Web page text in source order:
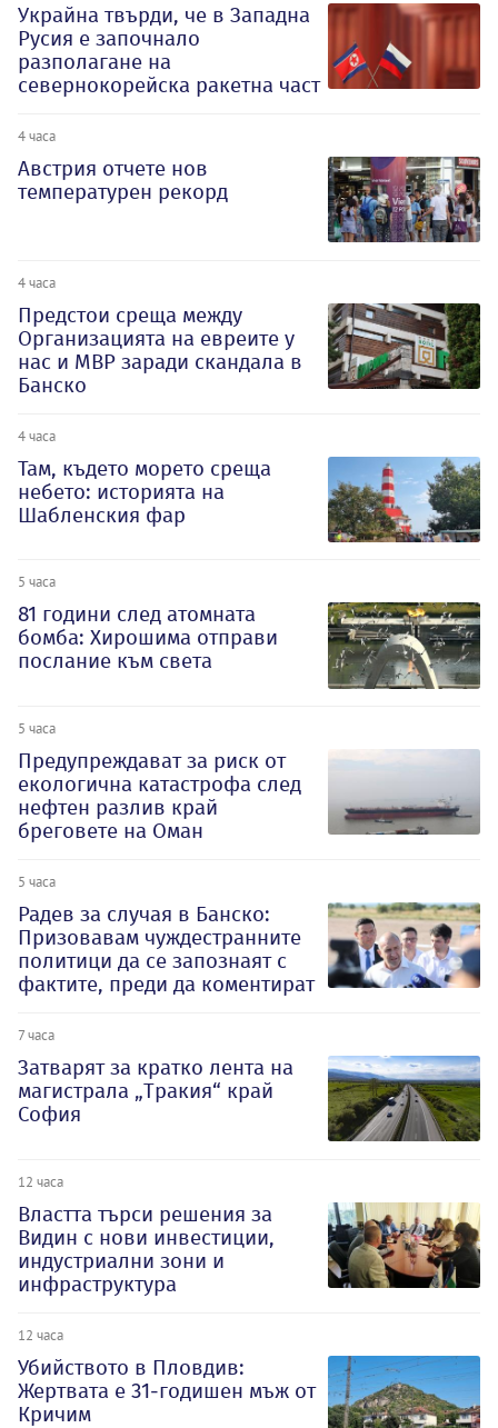
Украйна твърди, че в Западна
Русия е започнало
разполагане на
севернокорейска ракетна част
4 часа
Австрия отчете нов
температурен рекорд
4 часа
Предстои среща между
Организацията на евреите у
нас и МВР заради скандала в
Банско
4 часа
Там, където морето среща
небето: историята на
Шабленския фар
5 часа
81 години след атомната
бомба: Хирошима отправи
послание към света
5 часа
Предупреждават за риск от
екологична катастрофа след
нефтен разлив край
бреговете на Оман
5 часа
Радев за случая в Банско:
Призовавам чуждестранните
политици да се запознаят с
фактите, преди да коментират
7 часа
Затварят за кратко лента на
магистрала „Тракия“ край
София
12 часа
Властта търси решения за
Видин с нови инвестиции,
индустриални зони и
инфраструктура
12 часа
Убийството в Пловдив:
Жертвата е 31-годишен мъж от
Кричим